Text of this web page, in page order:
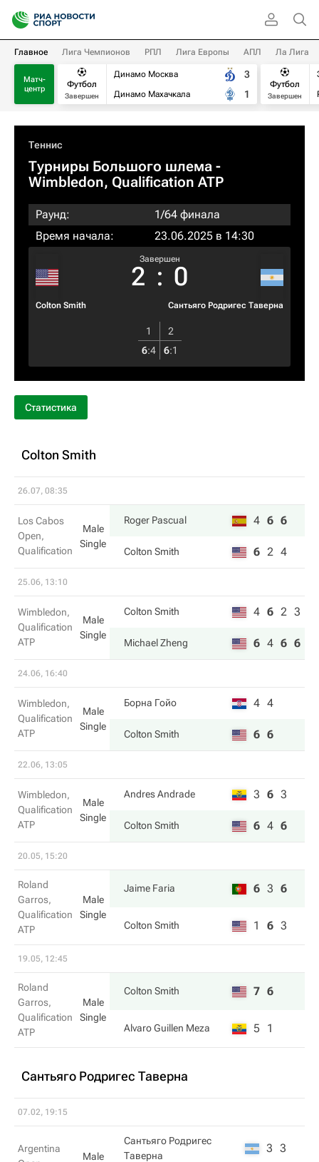
Главное Лига Чемпионов РПЛ Лига Европы АПЛ Ла Лига
Матч-
центр
Футбол
Завершен
Динамо Москва
Динамо Махачкала
3
1
Футбол
Завершен
Теннис
Турниры Большого шлема -
Wimbledon, Qualification ATP
Раунд:
1/64 финала
Время начала:
23.06.2025 в 14:30
Colton Smith
Завершен
2 : 0
Сантьяго Родригес Таверна
1
2
6:4 6:1
Статистика
Colton Smith
26.07, 08:35
Los Cabos
Open,
Qualification
Male
Single
Roger Pascual 4 6 6
Colton Smith 6 2 4
25.06, 13:10
Wimbledon,
Qualification
ATP
Male
Single
Colton Smith 4 6 2 3
Michael Zheng 6 4 6 6
24.06, 16:40
Wimbledon,
Qualification
ATP
Male
Single
Борна Гойо 4 4
Colton Smith 6 6
22.06, 13:05
Wimbledon,
Qualification
ATP
Male
Single
Andres Andrade 3 6 3
Colton Smith 6 4 6
20.05, 15:20
Roland
Garros,
Qualification
ATP
Male
Single
Jaime Faria 6 3 6
Colton Smith 1 6 3
19.05, 12:45
Roland
Garros,
Qualification
ATP
Male
Single
Colton Smith 7 6
Alvaro Guillen Meza 5 1
Сантьяго Родригес Таверна
07.02, 19:15
Argentina
Male
Сантьяго Родригес
Таверна
3 3